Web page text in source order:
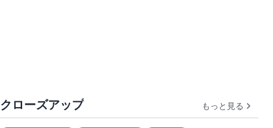
クローズアップ もっと見る